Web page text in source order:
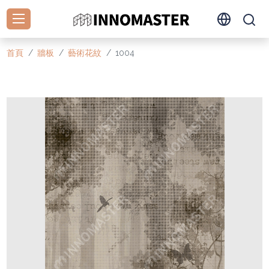
首頁 牆板 藝術花紋 1004